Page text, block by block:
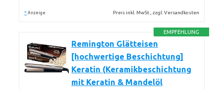
* Anzeige Preis inkl. MwSt., zzgl. Versandkosten
EMPFEHLUNG
Remington Glätteisen
[hochwertige Beschichtung]
Keratin (Keramikbeschichtung
mit Keratin & Mandelöl